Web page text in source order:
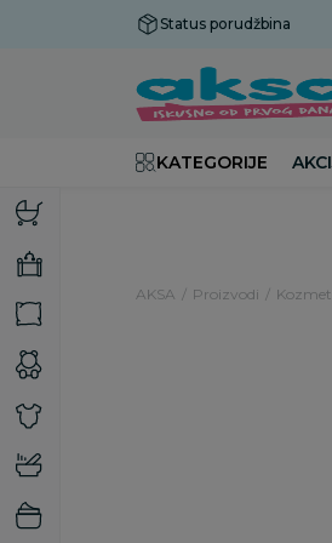
Status porudžbina
KATEGORIJE
AKSA Proizvodi